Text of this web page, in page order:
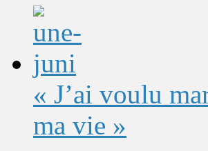
« J’ai voulu
ma vie »